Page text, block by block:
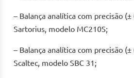
– Balança analítica com precisão
Sartorius, modelo MC210S;
– Balança analítica com precisão
Scaltec, modelo SBC 31;